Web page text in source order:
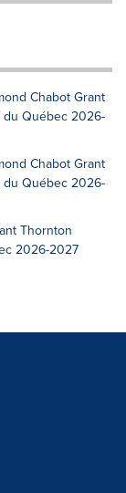
Chabot Grant
Québec 2026-
Chabot Grant
Québec 2026-
Thornton
2026-2027